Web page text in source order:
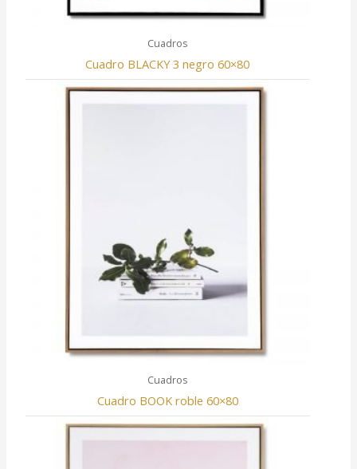
Cuadros
Cuadro BLACKY 3 negro 60×80
Cuadros
Cuadro BOOK roble 60×80